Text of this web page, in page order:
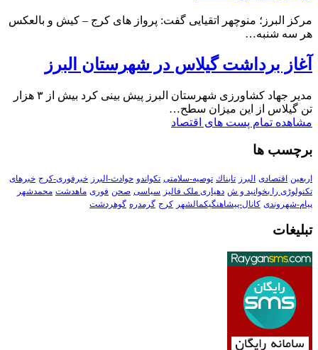
مرکز البرز؛ منوچهر اتقیایی گفت: پرواز های کرج – کیش و بالعکس
هر سه شنبه…
آغاز برداشت گیلاس در شهرستان البرز
مدیر جهاد کشاورزی شهرستان البرز پیش بینی کرد بیش از ۳ هزار
تن گیلاس از این میزان سطح…
مشاهده تمام پست های اقتصاد
برچسب ها
اربعین اقتصادی البرز تابناك توصیه-سلامتی تکواندو حوادث-البرز خبرفوری-کرج خبرهای
تکنولوڑی را بخوانید و ش دهیاری ملک فالیز سیاسی صحن فوری ماهدشت محمدشهر
پیام-شهروندی کانال-پیشاهنگیکمالشهر کرج گرمدره گوهردشت
تبلیغات